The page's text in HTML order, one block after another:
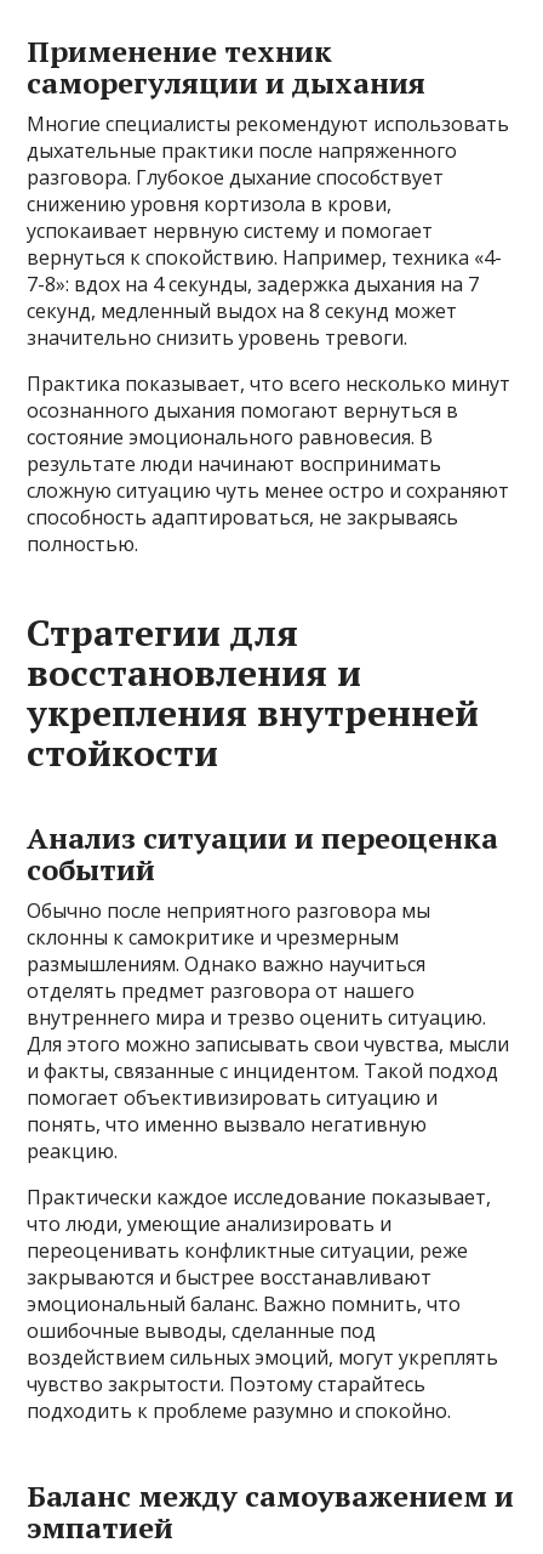
Применение техник
саморегуляции и дыхания
Многие специалисты рекомендуют использовать
дыхательные практики после напряженного
разговора. Глубокое дыхание способствует
снижению уровня кортизола в крови,
успокаивает нервную систему и помогает
вернуться к спокойствию. Например, техника «4-
7-8»: вдох на 4 секунды, задержка дыхания на 7
секунд, медленный выдох на 8 секунд может
значительно снизить уровень тревоги.
Практика показывает, что всего несколько минут
осознанного дыхания помогают вернуться в
состояние эмоционального равновесия. В
результате люди начинают воспринимать
сложную ситуацию чуть менее остро и сохраняют
способность адаптироваться, не закрываясь
полностью.
Стратегии для
восстановления и
укрепления внутренней
стойкости
Анализ ситуации и переоценка
событий
Обычно после неприятного разговора мы
склонны к самокритике и чрезмерным
размышлениям. Однако важно научиться
отделять предмет разговора от нашего
внутреннего мира и трезво оценить ситуацию.
Для этого можно записывать свои чувства, мысли
и факты, связанные с инцидентом. Такой подход
помогает объективизировать ситуацию и
понять, что именно вызвало негативную
реакцию.
Практически каждое исследование показывает,
что люди, умеющие анализировать и
переоценивать конфликтные ситуации, реже
закрываются и быстрее восстанавливают
эмоциональный баланс. Важно помнить, что
ошибочные выводы, сделанные под
воздействием сильных эмоций, могут укреплять
чувство закрытости. Поэтому старайтесь
подходить к проблеме разумно и спокойно.
Баланс между самоуважением и
эмпатией